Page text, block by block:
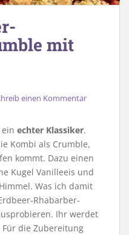
mit
einen Kommentar
echter Klassiker.
Kombi als Crumble,
kommt. Dazu einen
Kugel Vanilleeis und
Was ich damit
Rhabarber-
Ihr werdet
die Zubereitung